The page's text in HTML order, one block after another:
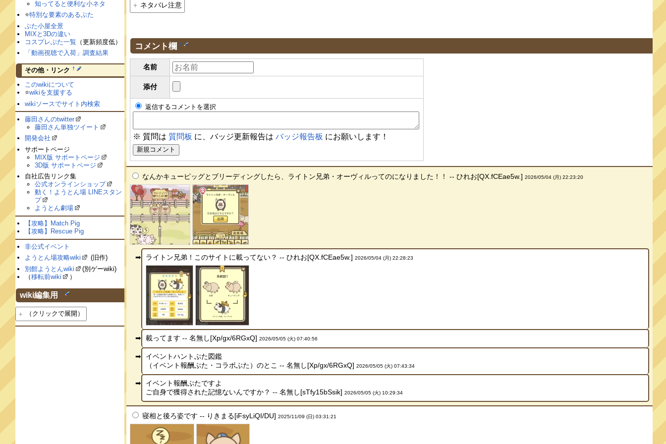
ネタバレ注意
コメント欄 †
名前
添付
返信するコメントを選択
※ 質問は 質問板 に、バッジ更新報告はバッジ報告板 にお願いします！
なんかキューピッグとブリーディングしたら、ライトン兄弟・オーヴィルってのになりました！！ -- ひれお[QX.fCEae5w.]2026/05/04 (月) 22:23:20
ライトン兄弟！このサイトに載ってない？ -- ひれお[QX.fCEae5w.]2026/05/04 (月) 22:28:23
載ってます -- 名無し[Xp/gx/6RGxQ]2026/05/05 (火) 07:40:56
イベントハントぶた図鑑
（イベント報酬ぶた・コラボぶた）のとこ -- 名無し[Xp/gx/6RGxQ]2026/05/05 (火) 07:43:34
イベント報酬ぶたですよ
ご自身で獲得された記憶ないんですか？ -- 名無し[sTfy15bSsik]2026/05/05 (火) 10:29:34
寝相と後ろ姿です -- りきまる[iFsyLiQI/DU]2025/11/09 (日) 03:31:21
知ってると便利な小ネタ
⭐️特別な要素のあるぶた
ぶた小屋全景
MIXと3Dの違い
コスプレぶた一覧 （更新頻度低）
「動画視聴で入荷」調査結果
その他・リンク †
このwikiについて
⭐️wikiを支援する
wikiソースでサイト内検索
藤田さんのtwitter
藤田さん単独ツイート
開発会社
サポートページ
MIX版 サポートページ
3D版 サポートページ
自社広告リンク集
公式オンラインショップ
動く！ようとん場 LINEスタン
プ
ようとん劇場
【攻略】Match Pig
【攻略】Rescue Pig
非公式イベント
ようとん場攻略wiki
(旧作)
別館ようとんwiki
(別ゲーwiki)
（移転前wiki ）
wiki編集用 †
（クリックで展開）